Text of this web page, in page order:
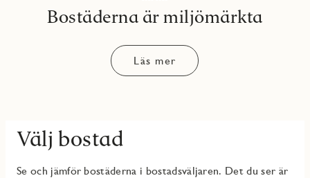
Bostäderna är miljömärkta
Läs mer
Välj bostad
Se och jämför bostäderna i bostadsväljaren. Det du ser är